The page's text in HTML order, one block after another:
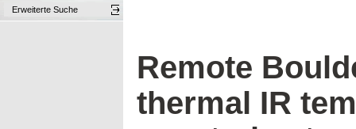
Erweiterte Suche
Remote
thermal IR